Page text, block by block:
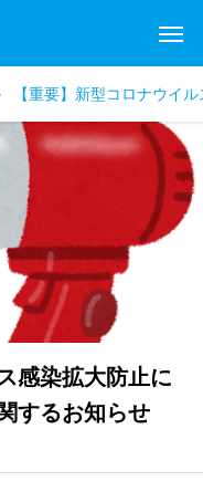
【重要】新型コロナウイ
感染拡大防止に
するお知らせ